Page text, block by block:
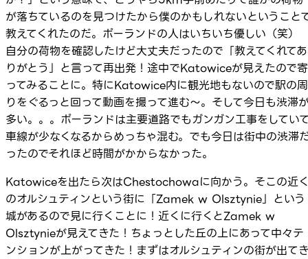
が落ちているのを見つけたから僕のかもしれないということ
教えてくれたのだ。ポーランドの人はいちいち優しい（笑
自分の荷物を確認したけど大丈夫だったので「教えてくれてあ
りがとう」と言って再出発！途中でKatowiceが見えたので寄
ってみることに。特にKatowice内に観光地もないので駅の周
りをぐるっと回って動画を撮って進む～。そして今日も渋滞
多い。。。ポーランドは主要道路でもガンガン工事をしてい
車線が少なくなるからめっちゃ混む。でも今日は街中の渋滞
ったのでそれほど時間がかからなかった。
Katowiceを出たら次はChestochowaに向かう。そこの近
のオルシュティンという街に「Zamek w Olsztynie」という
城があるので見に行くことに！近くに行くとZamek w
Olsztynieが見えてきた！ちょっとした丘の上にあって中々テ
ンションが上がってきた！まずはオルシュティンの街が出て